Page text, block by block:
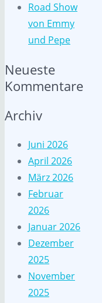
Road Show
von Emmy
und Pepe
Neueste
Kommentare
Archiv
Juni 2026
April 2026
März 2026
Februar
2026
Januar 2026
Dezember
2025
November
2025